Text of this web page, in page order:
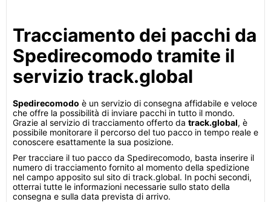
Tracciamento dei pacchi da
Spedirecomodo tramite il
servizio track.global
Spedirecomodo è un servizio di consegna affidabile e veloce
che offre la possibilità di inviare pacchi in tutto il mondo.
Grazie al servizio di tracciamento offerto da track.global, è
possibile monitorare il percorso del tuo pacco in tempo reale e
conoscere esattamente la sua posizione.
Per tracciare il tuo pacco da Spedirecomodo, basta inserire il
numero di tracciamento fornito al momento della spedizione
nel campo apposito sul sito di track.global. In pochi secondi,
otterrai tutte le informazioni necessarie sullo stato della
consegna e sulla data prevista di arrivo.